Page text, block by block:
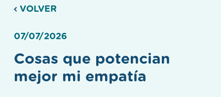
VOLVER
07/07/2026
Cosas que potencian
mejor mi empatía